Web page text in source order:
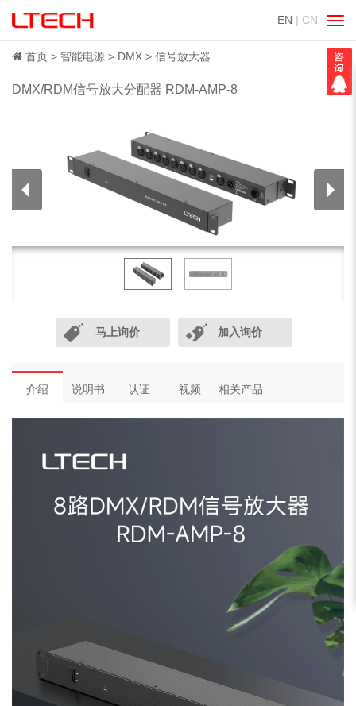
EN | CN
切
换
导
航
首页 智能电源 DMX 信号放大器
DMX/RDM信号放大分配器 RDM-AMP-8
马上询价 加入询价
介绍 说明书 认证 视频 相关产品